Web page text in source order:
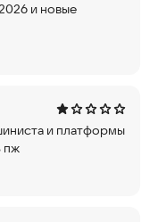
и новые
и платформы
пж